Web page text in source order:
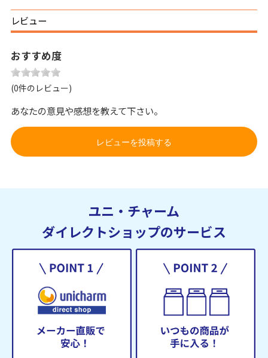
レビュー
おすすめ度
(0件のレビュー)
あなたの意見や感想を教えて下さい。
レビューを投稿する
ユニ・チャーム
ダイレクトショップのサービス